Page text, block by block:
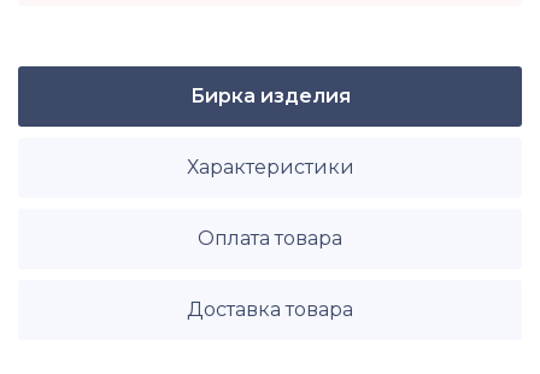
Бирка изделия
Характеристики
Оплата товара
Доставка товара